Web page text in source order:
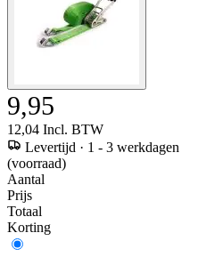
9,95
12,04 Incl. BTW
Levertijd · 1 - 3 werkdagen
(voorraad)
Aantal
Prijs
Totaal
Korting